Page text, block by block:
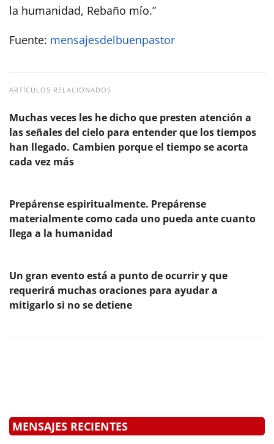
la humanidad, Rebaño mío.”
Fuente: mensajesdelbuenpastor
ARTÍCULOS RELACIONADOS
Muchas veces les he dicho que presten atención a
las señales del cielo para entender que los tiempos
han llegado. Cambien porque el tiempo se acorta
cada vez más
Prepárense espiritualmente. Prepárense
materialmente como cada uno pueda ante cuanto
llega a la humanidad
Un gran evento está a punto de ocurrir y que
requerirá muchas oraciones para ayudar a
mitigarlo si no se detiene
MENSAJES RECIENTES